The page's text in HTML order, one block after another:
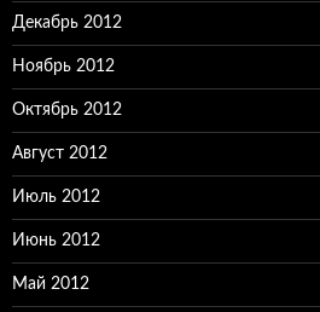
Декабрь 2012
Ноябрь 2012
Октябрь 2012
Август 2012
Июль 2012
Июнь 2012
Май 2012